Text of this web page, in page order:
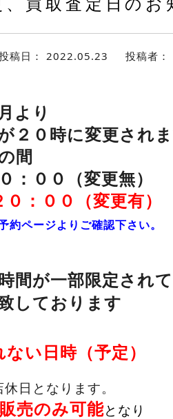
稿日： 2022.05.23 投稿者：
より
２０時に変更されま
間
：００（変更無）
０：００（変更有）
約ページよりご確認下さい。
間が一部限定され
しております
ない 日時（予定）
休日 となります。
売のみ可能となり